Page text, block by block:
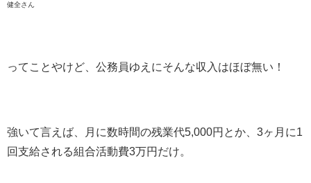
健全さん
ってことやけど、公務員ゆえにそんな収入はほぼ無い！
強いて言えば、月に数時間の残業代5,000円とか、3ヶ月に1
回支給される組合活動費3万円だけ。